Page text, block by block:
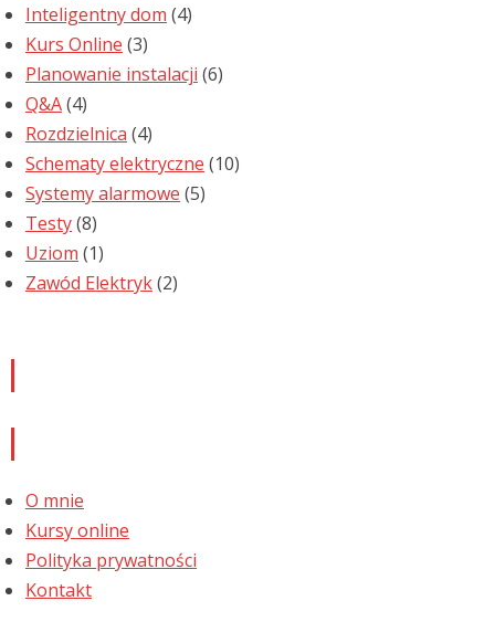
Inteligentny dom (4)
Kurs Online (3)
Planowanie instalacji (6)
Q&A(4)
Rozdzielnica (4)
Schematy elektryczne (10)
Systemy alarmowe (5)
Testy(8)
Uziom (1)
Zawód Elektryk(2)
O mnie
Kursy online
Polityka prywatności
Kontakt